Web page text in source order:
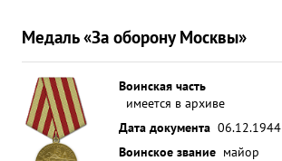
Медаль «За оборону Москвы»
Воинская часть
имеется в архиве
Дата документа 06.12.1944
Воинское звание майор